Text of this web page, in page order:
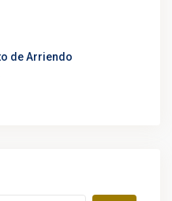
de Arriendo